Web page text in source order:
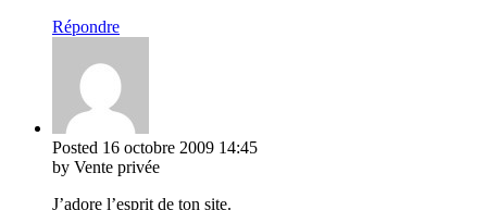
Répondre
Posted 16 octobre 2009 14:45
by Vente privée
J’adore l’esprit de ton site.